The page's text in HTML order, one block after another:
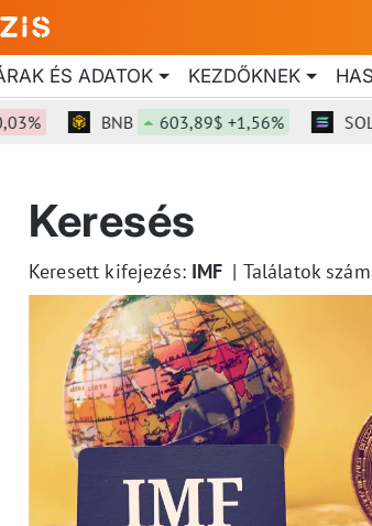
ÉS ADATOK KEZDŐKNEK
BNB 603,89$ +1,56% SOL
Keresés
Keresett kifejezés: IMF Találatok